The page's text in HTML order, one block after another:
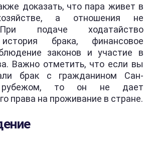
доказать, что пара живет в
а отношения не
подаче ходатайство
брака, финансовое
законов и участие в
Важно отметить, что если вы
брак с гражданином Сан-
то он не дает
права на проживание в стране.